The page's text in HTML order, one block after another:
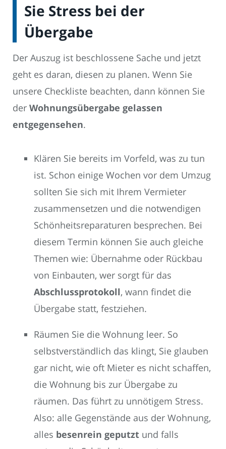
Sie Stress bei der
Übergabe
Der Auszug ist beschlossene Sache und jetzt
geht es daran, diesen zu planen. Wenn Sie
unsere Checkliste beachten, dann können Sie
der Wohnungsübergabe gelassen
entgegensehen.
Klären Sie bereits im Vorfeld, was zu tun
ist. Schon einige Wochen vor dem Umzug
sollten Sie sich mit Ihrem Vermieter
zusammensetzen und die notwendigen
Schönheitsreparaturen besprechen. Bei
diesem Termin können Sie auch gleiche
Themen wie: Übernahme oder Rückbau
von Einbauten, wer sorgt für das
Abschlussprotokoll, wann findet die
Übergabe statt, festziehen.
Räumen Sie die Wohnung leer. So
selbstverständlich das klingt, Sie glauben
gar nicht, wie oft Mieter es nicht schaffen,
die Wohnung bis zur Übergabe zu
räumen. Das führt zu unnötigem Stress.
Also: alle Gegenstände aus der Wohnung,
alles besenrein geputzt und falls